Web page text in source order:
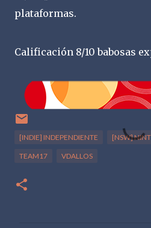
plataformas.
Calificación 8/10 babosas
[INDIE] INDEPENDIENTE [NSW]
TEAM17 VDALLOS